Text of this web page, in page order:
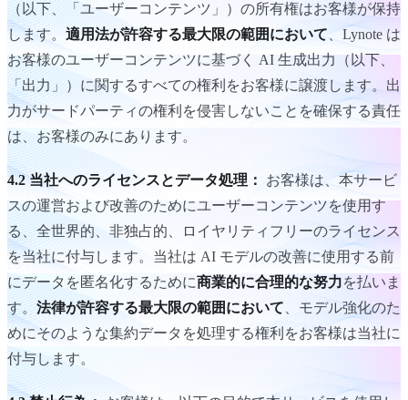
（以下、「ユーザーコンテンツ」）の所有権はお客様が保持
します。 適用法が許容する最大限の範囲において、Lynote は
お客様のユーザーコンテンツに基づく AI 生成出力（以下、
「出力」）に関するすべての権利をお客様に譲渡します。出
力がサードパーティの権利を侵害しないことを確保する責任
は、お客様のみにあります。
4.2 当社へのライセンスとデータ処理：
お客様は、本サービ
スの運営および改善のためにユーザーコンテンツを使用す
る、全世界的、非独占的、ロイヤリティフリーのライセンス
を当社に付与します。当社は AI モデルの改善に使用する前
にデータを匿名化するために商業的に合理的な努力を払いま
す。法律が許容する最大限の範囲において 、モデル強化のた
めにそのような集約データを処理する権利をお客様は当社に
付与します。